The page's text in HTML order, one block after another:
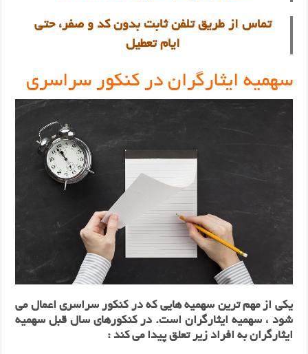
تماس از طریق تلفن ثابت بدون کد و صفر، حتی
ایام تعطیل
سهمیه ایثارگران در کنکور سراسری
یکی از مهم ترین سهمیه هایی که در کنکور سراسری اعمال می
شود ، سهمیه ایثارگران است. در کنکورهای سال قبل سهمیه
ایثارگران به افراد زیر تعلق پیدا می کند :